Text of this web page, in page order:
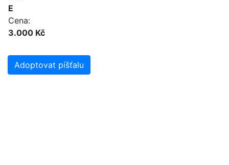
E
Cena:
3.000 Kč
Adoptovat píšťalu